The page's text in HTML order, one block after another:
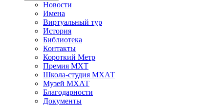
Новости
Имена
Виртуальный тур
История
Библиотека
Контакты
Короткий Метр
Премия МХТ
Школа-студия МХАТ
Музей МХАТ
Благодарности
Документы